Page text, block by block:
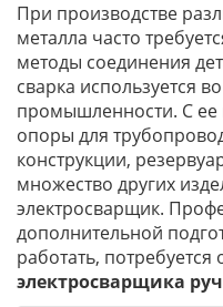
При производстве
металла часто
методы соединения
сварка используется
промышленности. С
опоры для
конструкции,
множество других
электросварщик.
дополнительной
работать, потребуется
электросварщика